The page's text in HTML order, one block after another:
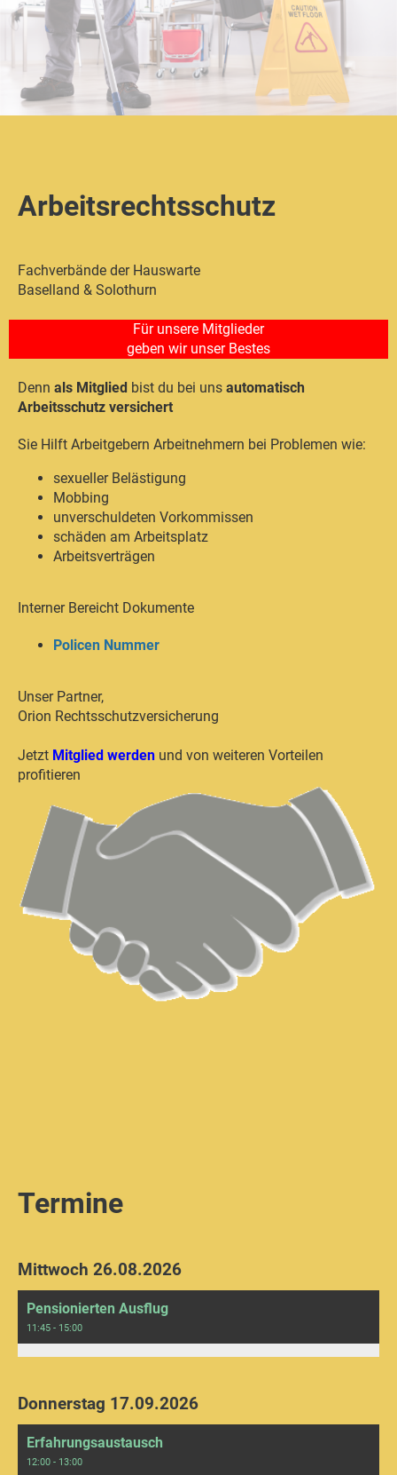
Arbeitsrechtsschutz
Fachverbände der Hauswarte
Baselland & Solothurn
Für unsere Mitglieder
geben wir unser Bestes
Denn als Mitglied bist du bei uns automatisch
Arbeitsschutz versichert
Sie Hilft Arbeitgebern Arbeitnehmern bei Problemen wie:
sexueller Belästigung
Mobbing
unverschuldeten Vorkommissen
schäden am Arbeitsplatz
Arbeitsverträgen
Interner Bereicht Dokumente
Policen Nummer
Unser Partner,
Orion Rechtsschutzversicherung
Jetzt Mitglied werden und von weiteren Vorteilen
profitieren
Termine
Mittwoch 26.08.2026
Pensionierten Ausflug
11:45 - 15:00
Donnerstag 17.09.2026
Erfahrungsaustausch
12:00 - 13:00